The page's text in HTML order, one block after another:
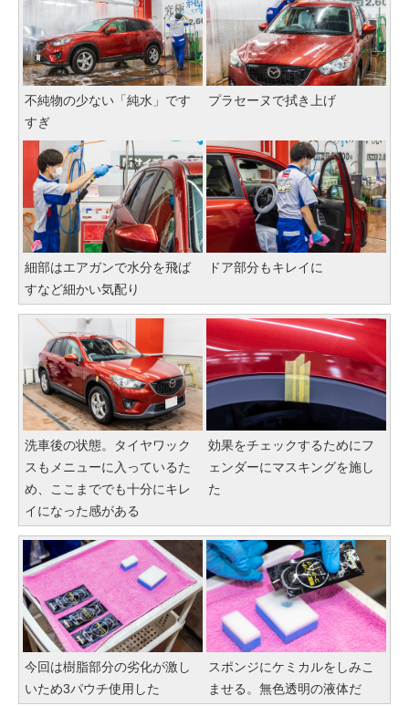
不純物の少ない「純水」です
すぎ
プラセーヌで拭き上げ
細部はエアガンで水分を飛ば
すなど細かい気配り
ドア部分もキレイに
洗車後の状態。タイヤワック
スもメニューに入っているた
め、ここまででも十分にキレ
イになった感がある
効果をチェックするためにフ
ェンダーにマスキングを施し
た
今回は樹脂部分の劣化が激し
いため3パウチ使用した
スポンジにケミカルをしみこ
ませる。無色透明の液体だ